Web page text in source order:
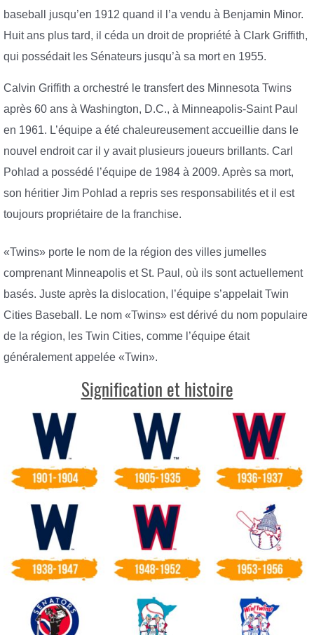
baseball jusqu’en 1912 quand il l’a vendu à Benjamin Minor.
Huit ans plus tard, il céda un droit de propriété à Clark Griffith,
qui possédait les Sénateurs jusqu’à sa mort en 1955.
Calvin Griffith a orchestré le transfert des Minnesota Twins
après 60 ans à Washington, D.C., à Minneapolis-Saint Paul
en 1961. L’équipe a été chaleureusement accueillie dans le
nouvel endroit car il y avait plusieurs joueurs brillants. Carl
Pohlad a possédé l’équipe de 1984 à 2009. Après sa mort,
son héritier Jim Pohlad a repris ses responsabilités et il est
toujours propriétaire de la franchise.
«Twins» porte le nom de la région des villes jumelles
comprenant Minneapolis et St. Paul, où ils sont actuellement
basés. Juste après la dislocation, l’équipe s’appelait Twin
Cities Baseball. Le nom «Twins» est dérivé du nom populaire
de la région, les Twin Cities, comme l’équipe était
généralement appelée «Twin».
Signification et histoire